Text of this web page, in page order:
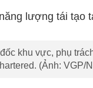
khu vực, phụ
(Ảnh: VGP/